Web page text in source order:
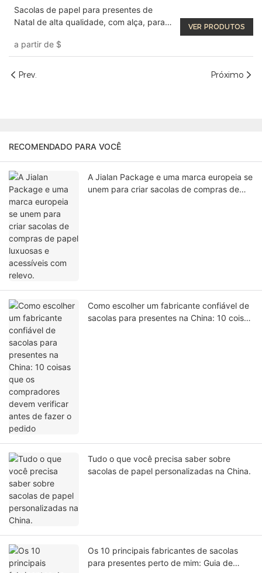
Sacolas de papel para presentes de
Natal de alta qualidade, com alça, para
a partir de $
VER PRODUTOS
Prev. Próximo
RECOMENDADO PARA VOCÊ
A Jialan Package e uma marca europeia se
unem para criar sacolas de compras de
Como escolher um fabricante confiável de
sacolas para presentes na China: 10 coisas
Tudo o que você precisa saber sobre
sacolas de papel personalizadas na China.
Os 10 principais fabricantes de sacolas
para presentes perto de mim: Guia de